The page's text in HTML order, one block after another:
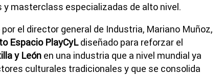
y masterclass especializadas de alto nivel.
el director general de Industria, Mariano Muñoz,
Espacio PlayCyLdiseñado para reforzar el
y León en una industria que a nivel mundial ya
culturales tradicionales y que se consolida